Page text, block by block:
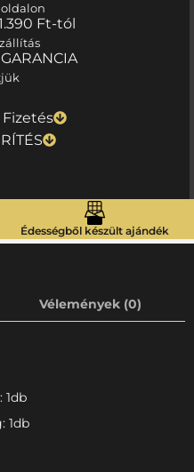
oldalon
Ft-tól
Fizetés
Édességből készült ajándék
Vélemények (0)
1db
1db